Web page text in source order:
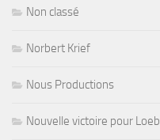
Non classé
Norbert Krief
Nous Productions
Nouvelle victoire pour Loeb